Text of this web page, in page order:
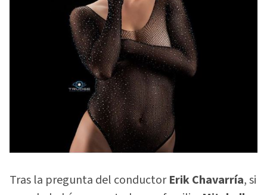
Tras la pregunta del conductorErik Chavarría, si